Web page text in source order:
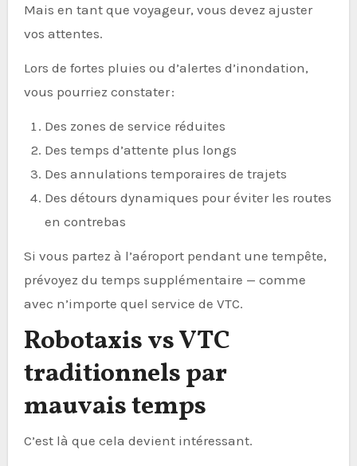
Mais en tant que voyageur, vous devez ajuster
vos attentes.
Lors de fortes pluies ou d’alertes d’inondation,
vous pourriez constater :
Des zones de service réduites
Des temps d’attente plus longs
Des annulations temporaires de trajets
Des détours dynamiques pour éviter les routes
en contrebas
Si vous partez à l’aéroport pendant une tempête,
prévoyez du temps supplémentaire — comme
avec n’importe quel service de VTC.
Robotaxis vs VTC
traditionnels par
mauvais temps
C’est là que cela devient intéressant.